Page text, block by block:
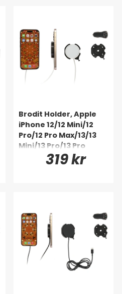
Brodit Holder, Apple
iPhone 12/12 Mini/12
Pro/12 Pro Max/13/13
Mini/13 Pro/13 Pro
Max/14/14 Plus m.fl.
319 kr